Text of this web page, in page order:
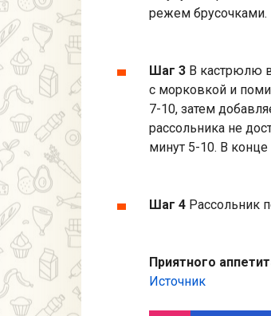
режем брусочками.
Шаг 3 В кастрюлю
с морковкой и
7-10, затем
рассольника не
минут 5-10. В
Шаг 4 Рассольник
Приятного
Источник